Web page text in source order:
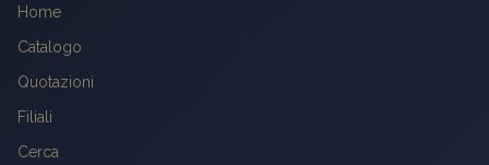
Home
Catalogo
Quotazioni
Filiali
Cerca